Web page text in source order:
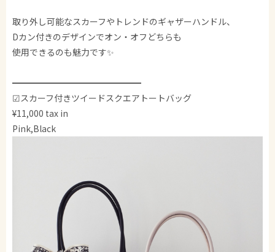
取り外し可能なスカーフやトレンドのギャザーハンドル、
Dカン付きのデザインでオン・オフどちらも
使用できるのも魅力です✨️
━━━━━━━━━━━━━━━
☑スカーフ付きツイードスクエアトートバッグ
¥11,000 tax in
Pink,Black